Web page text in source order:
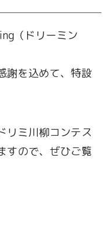
（ドリーミン
謝を込めて、特設
リミ川柳コンテス
すので、ぜひご覧